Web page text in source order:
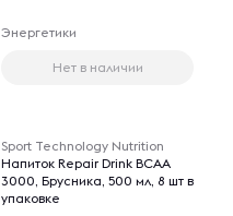
Энергетики
Нет в наличии
Sport Technology Nutrition
Напиток Repair Drink ВСАА
3000, Брусника, 500 мл, 8 шт в
упаковке